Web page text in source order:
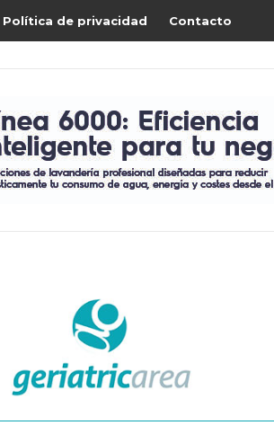
Política de privacidad Contacto